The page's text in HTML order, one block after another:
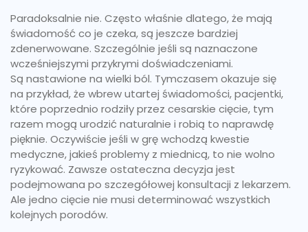
Paradoksalnie nie. Często właśnie dlatego, że mają
świadomość co je czeka, są jeszcze bardziej
zdenerwowane. Szczególnie jeśli są naznaczone
wcześniejszymi przykrymi doświadczeniami.
Są nastawione na wielki ból. Tymczasem okazuje się
na przykład, że wbrew utartej świadomości, pacjentki,
które poprzednio rodziły przez cesarskie cięcie, tym
razem mogą urodzić naturalnie i robią to naprawdę
pięknie. Oczywiście jeśli w grę wchodzą kwestie
medyczne, jakieś problemy z miednicą, to nie wolno
ryzykować. Zawsze ostateczna decyzja jest
podejmowana po szczegółowej konsultacji z lekarzem.
Ale jedno cięcie nie musi determinować wszystkich
kolejnych porodów.